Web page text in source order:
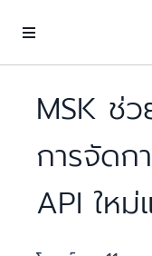
MSK ช่
การจัดก
API ใหม่